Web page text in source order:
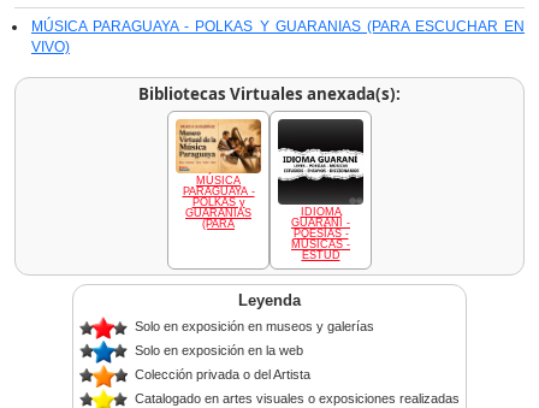
MÚSICA PARAGUAYA - POLKAS Y GUARANIAS (PARA ESCUCHAR EN
VIVO)
Bibliotecas Virtuales anexada(s):
MÚSICA
PARAGUAYA -
POLKAS y
GUARANIAS
(PARA
IDIOMA
GUARANÍ -
POESÍAS -
MÚSICAS -
ESTUD
Leyenda
Solo en exposición en museos y galerías
Solo en exposición en la web
Colección privada o del Artista
Catalogado en artes visuales o exposiciones realizadas